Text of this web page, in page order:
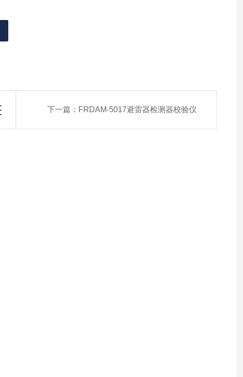
下一篇： FRDAM-5017避雷器检测器校验仪